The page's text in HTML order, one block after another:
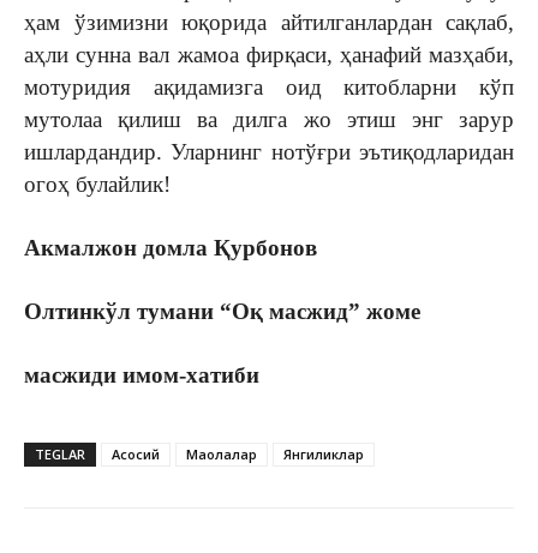
ҳам ўзимизни юқорида айтилганлардан сақлаб,
аҳли сунна вал жамоа фирқаси, ҳанафий мазҳаби,
мотуридия ақидамизга оид китобларни кўп
мутолаа қилиш ва дилга жо этиш энг зарур
ишлардандир. Уларнинг нотўғри эътиқодларидан
огоҳ булайлик!
Акмалжон домла Қурбонов
Олтинкўл тумани “Оқ масжид” жоме
масжиди имом-хатиби
TEGLAR Асосий Мақолалар Янгиликлар